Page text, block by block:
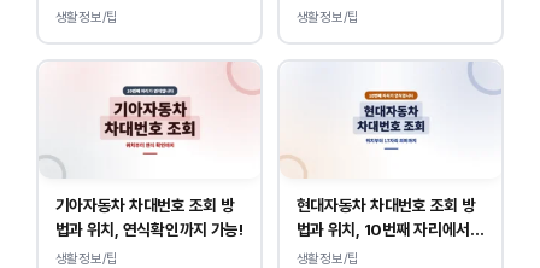
생활정보/팁
이 가능합니다.
생활정보/팁
기아자동차 차대번호 조회 방
법과 위치, 연식확인까지 가능!
생활정보/팁
현대자동차 차대번호 조회 방
법과 위치, 10번째 자리에서
연식 확인!
생활정보/팁